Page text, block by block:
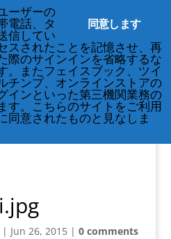
212-677-8621
info@crsny.org
| Jun 26, 2015| 0 comments
同意します
ーザーの
電話、タ
信してい
スされたことを記憶させ、再
際のサインインを省略するな
。またフェイスブック、ツイ
チンプ、オンラインストアの
インといった第三機関業務の
す。こちらのサイトをご利用
同意されたものと見なしま